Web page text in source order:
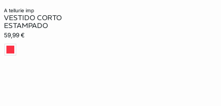
a tellurie imp
VESTIDO CORTO
ESTAMPADO
59,99 €